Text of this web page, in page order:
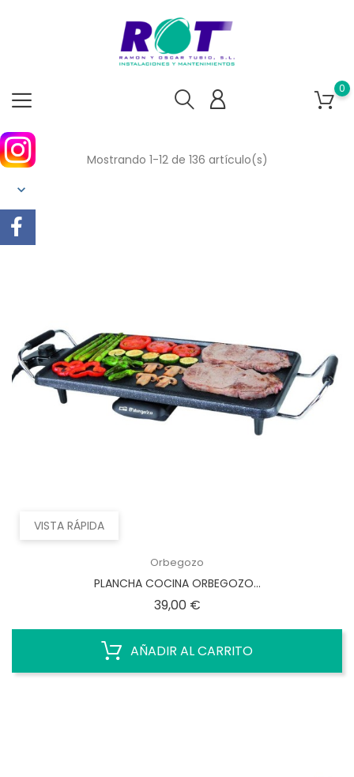
0
Mostrando 1-12 de 136 artículo(s)
VISTA RÁPIDA
Orbegozo
PLANCHA COCINA ORBEGOZO...
39,00 €Precio
AÑADIR AL CARRITO